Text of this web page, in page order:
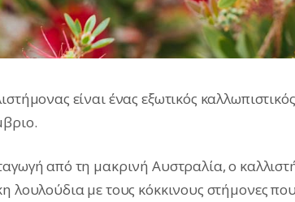
είναι ένας εξωτικός
από τη μακρινή Αυστραλία, ο
λουλούδια με τους κόκκινους στήμονες